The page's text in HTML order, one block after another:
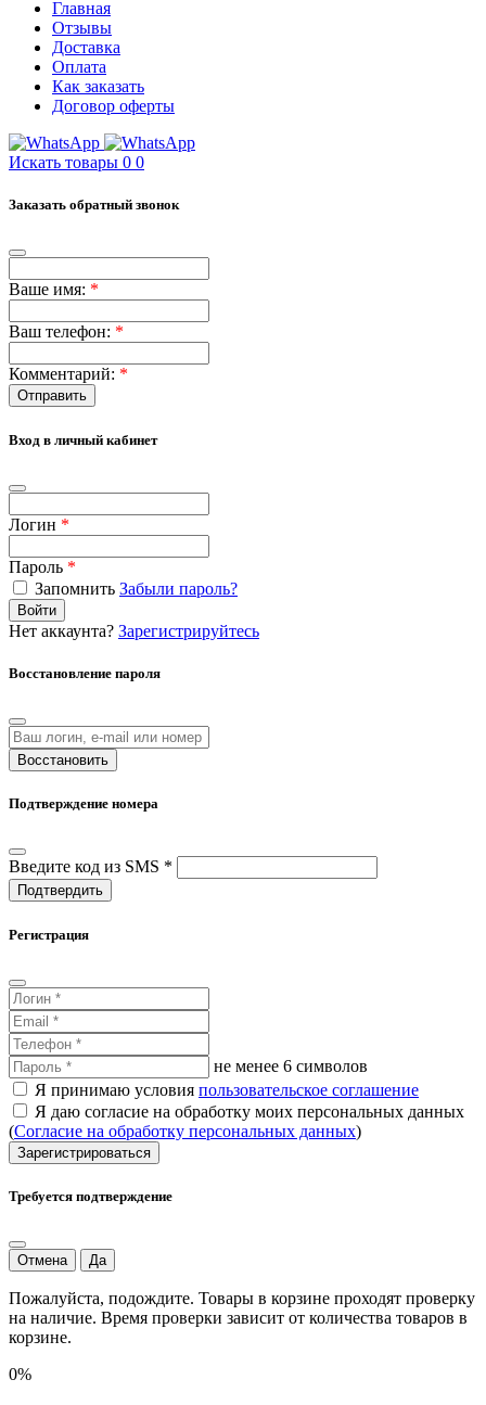
Главная
Отзывы
Доставка
Оплата
Как заказать
Договор оферты
Искать товары 0 0
Заказать обратный звонок
Ваше имя: *
Ваш телефон: *
Комментарий: *
Отправить
Вход в личный кабинет
Логин *
Пароль *
Запомнить Забыли пароль?
Войти
Нет аккаунта? Зарегистрируйтесь
Восстановление пароля
Восстановить
Подтверждение номера
Введите код из SMS *
Подтвердить
Регистрация
не менее 6 символов
Я принимаю условия пользовательское соглашение
Я даю согласие на обработку моих персональных данных
(Согласие на обработку персональных данных)
Зарегистрироваться
Требуется подтверждение
Отмена Да
Пожалуйста, подождите. Товары в корзине проходят проверку
на наличие. Время проверки зависит от количества товаров в
корзине.
0%